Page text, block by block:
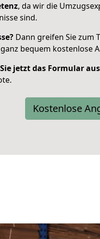
, da wir die
sind.
Dann greifen Sie zum
bequem kostenlose
jetzt das Formular aus
Kostenlose